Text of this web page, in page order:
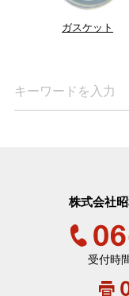
ガスケット
株式会社
受付時